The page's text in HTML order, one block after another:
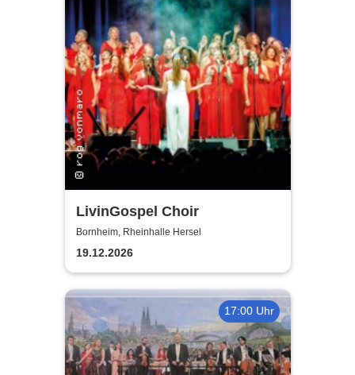
LivinGospel Choir
Bornheim, Rheinhalle Hersel
19.12.2026
17:00 Uhr